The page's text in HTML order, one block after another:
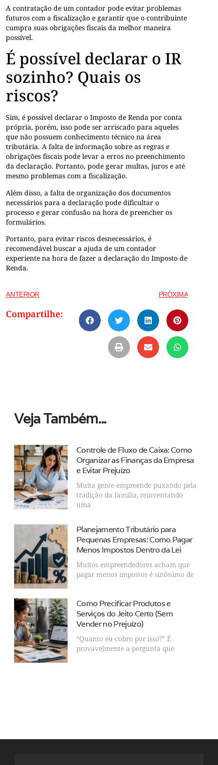
A contratação de um contador pode evitar problemas
futuros com a fiscalização e garantir que o contribuinte
cumpra suas obrigações fiscais da melhor maneira
possível.
É possível declarar o IR
sozinho? Quais os
riscos?
Sim, é possível declarar o Imposto de Renda por conta
própria, porém, isso pode ser arriscado para aqueles
que não possuem conhecimento técnico na área
tributária. A falta de informação sobre as regras e
obrigações fiscais pode levar a erros no preenchimento
da declaração. Portanto, pode gerar multas, juros e até
mesmo problemas com a fiscalização.
Além disso, a falta de organização dos documentos
necessários para a declaração pode dificultar o
processo e gerar confusão na hora de preencher os
formulários.
Portanto, para evitar riscos desnecessários, é
recomendável buscar a ajuda de um contador
experiente na hora de fazer a declaração do Imposto de
Renda.
ANTERIOR PRÓXIMA
Compartilhe:
Veja Também...
Controle de Fluxo de Caixa: Como
Organizar as Finanças da Empresa
e Evitar Prejuízo
Muita gente empreende puxando pela
tradição da família, reinventando
uma
Planejamento Tributário para
Pequenas Empresas: Como Pagar
Menos Impostos Dentro da Lei
Muitos empreendedores acham que
pagar menos impostos é sinônimo de
Como Precificar Produtos e
Serviços do Jeito Certo (Sem
Vender no Prejuízo)
“Quanto eu cobro por isso?” É
provavelmente a pergunta que